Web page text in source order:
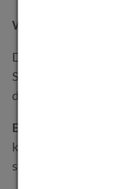
Wichtige
Die Verwendung von
Schlüssel sein, um
dominierenden
Ethische
kannst Du
sondern auch für die